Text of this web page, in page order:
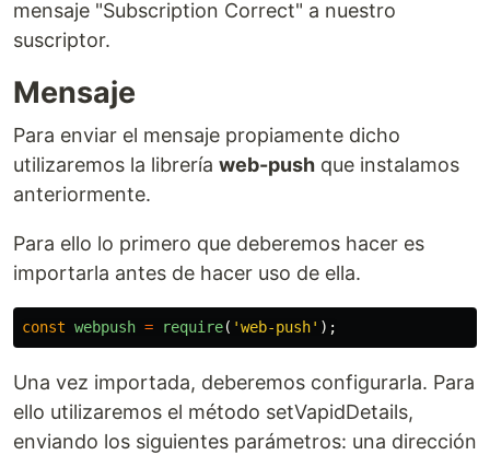
mensaje "Subscription Correct" a nuestro
suscriptor.
Mensaje
Para enviar el mensaje propiamente dicho
utilizaremos la librería web-push que instalamos
anteriormente.
Para ello lo primero que deberemos hacer es
importarla antes de hacer uso de ella.
const webpush = require( 'web-push' );
Una vez importada, deberemos configurarla. Para
ello utilizaremos el método setVapidDetails,
enviando los siguientes parámetros: una dirección